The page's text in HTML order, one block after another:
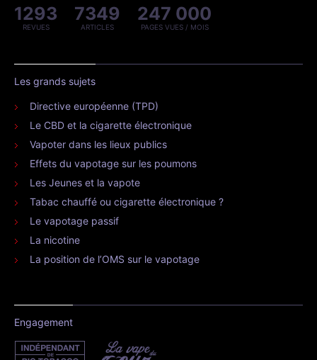
1293
REVUES
7349
ARTICLES
247 000
PAGES VUES / MOIS
Les grands sujets
Directive européenne (TPD)
Le CBD et la cigarette électronique
Vapoter dans les lieux publics
Effets du vapotage sur les poumons
Les Jeunes et la vapote
Tabac chauffé ou cigarette électronique ?
Le vapotage passif
La nicotine
La position de l’OMS sur le vapotage
Engagement